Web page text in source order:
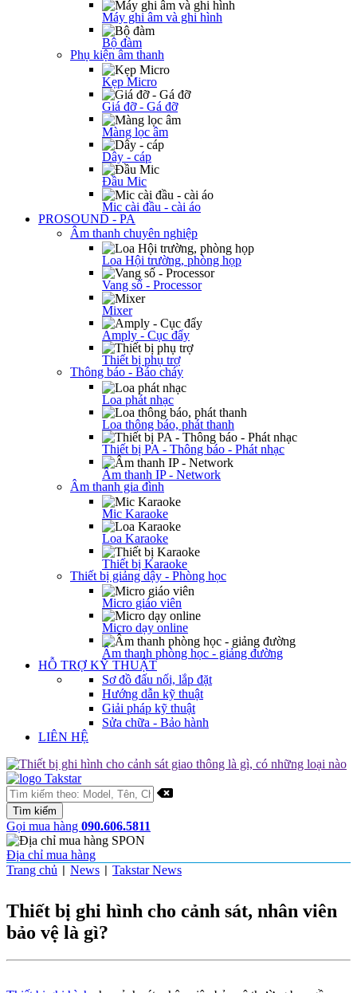
Máy ghi âm và ghi hình
Bộ đàm
Phụ kiện âm thanh
Kẹp Micro
Giá đỡ - Gá đỡ
Màng lọc âm
Dây - cáp
Đầu Mic
Mic cài đầu - cài áo
PROSOUND - PA
Âm thanh chuyên nghiệp
Loa Hội trường, phòng họp
Vang số - Processor
Mixer
Amply - Cục đẩy
Thiết bị phụ trợ
Thông báo - Báo cháy
Loa phát nhạc
Loa thông báo, phát thanh
Thiết bị PA - Thông báo - Phát nhạc
Âm thanh IP - Network
Âm thanh gia đình
Mic Karaoke
Loa Karaoke
Thiết bị Karaoke
Thiết bị giảng dậy - Phòng học
Micro giáo viên
Micro dạy online
Âm thanh phòng học - giảng đường
HỖ TRỢ KỸ THUẬT
Sơ đồ đấu nối, lắp đặt
Hướng dẫn kỹ thuật
Giải pháp kỹ thuật
Sửa chữa - Bảo hành
LIÊN HỆ
Gọi mua hàng 090.606.5811
Địa chỉ mua hàng
Trang chủ
News Takstar News
Thiết bị ghi hình cho cảnh sát, nhân viên
bảo vệ là gì?